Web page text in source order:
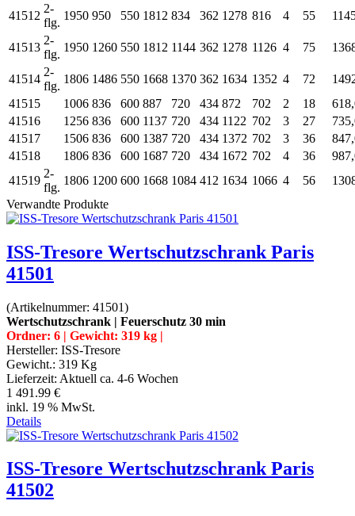
41512
2-
flg.
1950 950 550 1812 834 362 1278 816 4 55
41513
2-
flg.
1950 1260 550 1812 1144 362 1278 1126 4 75
41514
2-
flg.
1806 1486 550 1668 1370 362 1634 1352 4 72
41515
1006 836 600 887 720 434 872 702 2 18
41516
1256 836 600 1137 720 434 1122 702 3 27
41517
1506 836 600 1387 720 434 1372 702 3 36
41518
1806 836 600 1687 720 434 1672 702 4 36
41519
2-
flg.
1806 1200 600 1668 1084 412 1634 1066 4 56
Verwandte Produkte
ISS-Tresore Wertschutzschrank Paris
41501
(Artikelnummer: 41501)
Wertschutzschrank | Feuerschutz 30 min
Ordner: 6 | Gewicht: 319 kg |
Hersteller: ISS-Tresore
Gewicht.: 319 Kg
Lieferzeit: Aktuell ca. 4-6 Wochen
1 491.99 €
inkl. 19 % MwSt.
Details
ISS-Tresore Wertschutzschrank Paris
41502